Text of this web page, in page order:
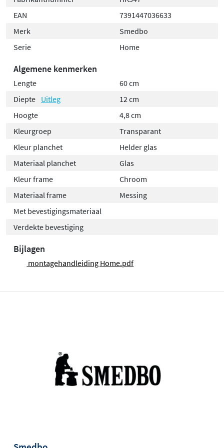
meegeleverd, zodat je direct aan de slag kunt.
Praktische opbergruimte met stijl
ruimte voor flacons, parfums, make-up of decoratieve
items. Of je nu een compacte badkamer hebt of juist een
ruime wellnessruimte, het Smedbo Home planchet past
perfect in elk interieur en zorgt voor een opgeruimde,
luxe uitstraling.
EAN
7391447036633
Merk
Smedbo
Serie
Home
Algemene kenmerken
Lengte
60 cm
Diepte Uitleg
12 cm
Hoogte
4,8 cm
Kleurgroep
Transparant
Kleur planchet
Helder glas
Materiaal planchet
Glas
Kleur frame
Chroom
Materiaal frame
Messing
Met bevestigingsmateriaal
Verdekte bevestiging
Bijlagen
montagehandleiding Home.pdf